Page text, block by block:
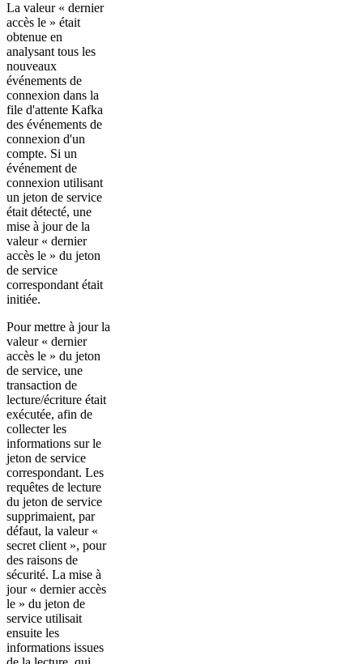
La valeur « dernier
accès le » était
obtenue en
analysant tous les
nouveaux
événements de
connexion dans la
file d'attente Kafka
des événements de
connexion d'un
compte. Si un
événement de
connexion utilisant
un jeton de service
était détecté, une
mise à jour de la
valeur « dernier
accès le » du jeton
de service
correspondant était
initiée.
Pour mettre à jour la
valeur « dernier
accès le » du jeton
de service, une
transaction de
lecture/écriture était
exécutée, afin de
collecter les
informations sur le
jeton de service
correspondant. Les
requêtes de lecture
du jeton de service
supprimaient, par
défaut, la valeur «
secret client », pour
des raisons de
sécurité. La mise à
jour « dernier accès
le » du jeton de
service utilisait
ensuite les
informations issues